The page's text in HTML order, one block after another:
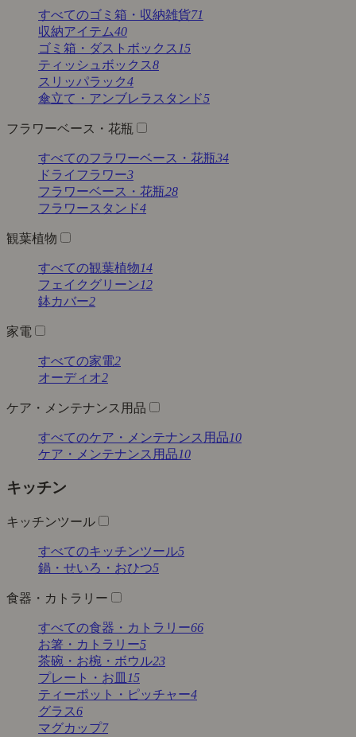
すべてのゴミ箱・収納雑貨71
収納アイテム40
ゴミ箱・ダストボックス 15
ティッシュボックス8
スリッパラック4
傘立て・アンブレラスタンド5
フラワーベース・花瓶
すべてのフラワーベース・花瓶34
ドライフラワー3
フラワーベース・花瓶28
フラワースタンド4
観葉植物
すべての観葉植物14
フェイクグリーン12
鉢カバー2
家電
すべての家電2
オーディオ2
ケア・メンテナンス用品
すべてのケア・メンテナンス用品10
ケア・メンテナンス用品10
キッチン
キッチンツール
すべてのキッチンツール5
鍋・せいろ・おひつ5
食器・カトラリー
すべての食器・カトラリー66
お箸・カトラリー5
茶碗・お椀・ボウル23
プレート・お皿 15
ティーポット・ピッチャー4
グラス6
マグカップ7